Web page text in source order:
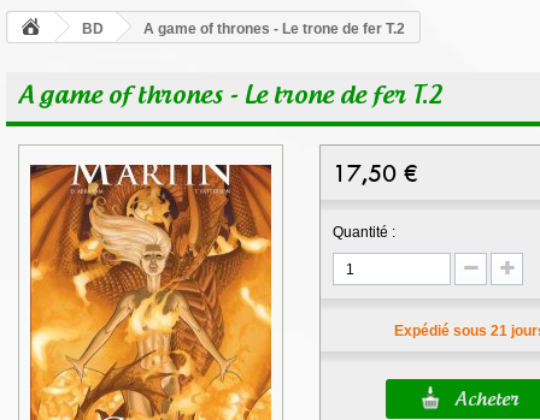
BD A game of thrones - Le trone de fer T.2
A game of thrones - Le trone de fer T.2
17,50 €
Quantité :
Expédié sous 21